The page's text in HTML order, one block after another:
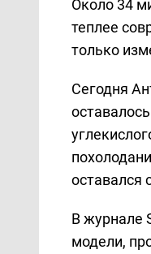
Около 34
теплее
только
Сегодня
оставался
В журнале
модели,